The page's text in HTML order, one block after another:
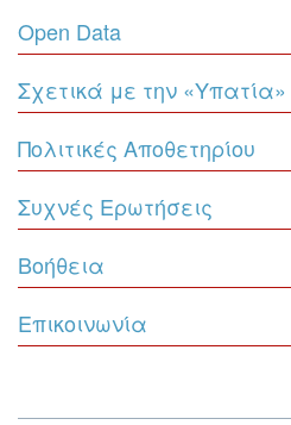
Open Data
Σχετικά με την «Υπατία»
Πολιτικές Αποθετηρίου
Συχνές Ερωτήσεις
Βοήθεια
Επικοινωνία